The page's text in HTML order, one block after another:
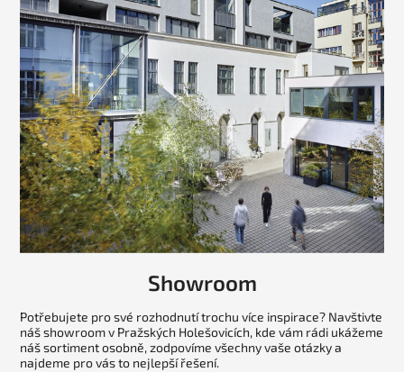
Showroom
Potřebujete pro své rozhodnutí trochu více inspirace? Navštivte
náš showroom v Pražských Holešovicích, kde vám rádi ukážeme
náš sortiment osobně, zodpovíme všechny vaše otázky a
najdeme pro vás to nejlepší řešení.